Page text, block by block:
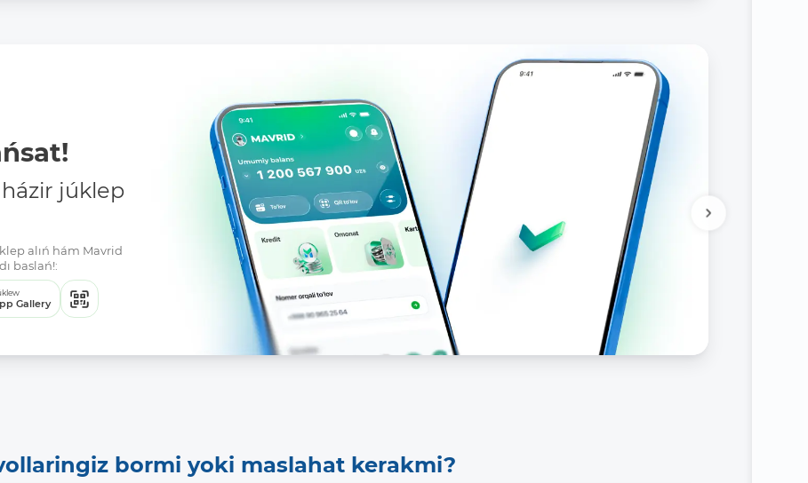
házir júklep
alıń hám Mavrid
baslań!:
Gallery
bormi yoki maslahat kerakmi?